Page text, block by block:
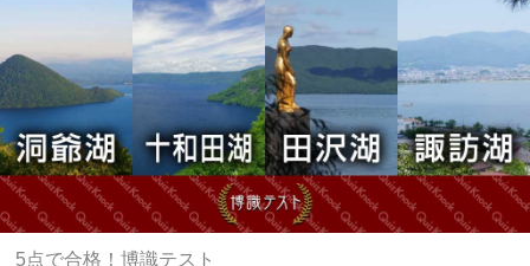
5点で合格！博識テスト